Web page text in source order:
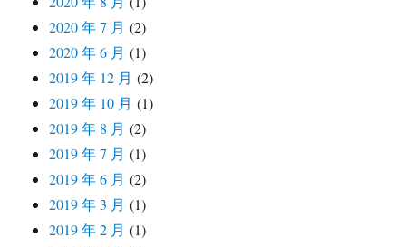
2020 年 7 月 (2)
2020 年 6 月 (1)
2019 年 12 月 (2)
2019 年 10 月 (1)
2019 年 8 月 (2)
2019 年 7 月 (1)
2019 年 6 月 (2)
2019 年 3 月 (1)
2019 年 2 月 (1)